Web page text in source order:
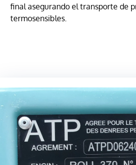
final asegurando el transporte de
termosensibles.